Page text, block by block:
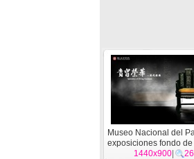
Museo Nacional del
exposiciones fondo
(3) #8
1440x900